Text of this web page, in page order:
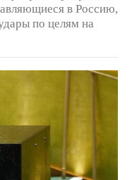
в Россию,
по целям на